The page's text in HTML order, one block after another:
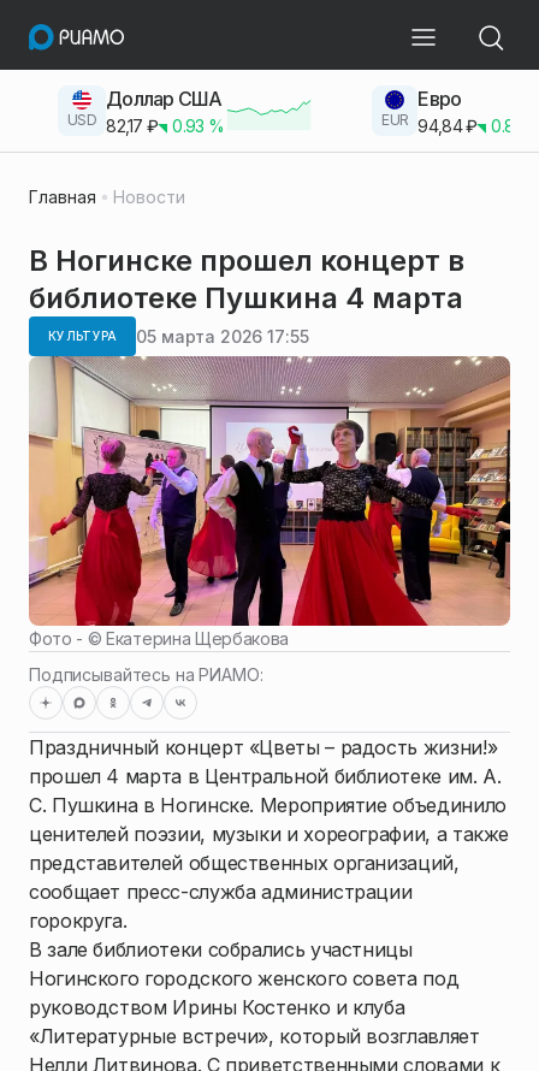
USD
Доллар США
82,17 ₽ 0.93 % EUR
Евро
94,84₽ 0.83
Главная Новости
В Ногинске прошел концерт в
библиотеке Пушкина 4 марта
КУЛЬТУРА 05 марта 2026 17:55
Фото - ©Екатерина Щербакова
Подписывайтесь на РИАМО:
Праздничный концерт «Цветы – радость жизни!»
прошел 4 марта в Центральной библиотеке им. А.
С. Пушкина в Ногинске. Мероприятие объединило
ценителей поэзии, музыки и хореографии, а также
представителей общественных организаций,
сообщает пресс-служба администрации
горокруга.
В зале библиотеки собрались участницы
Ногинского городского женского совета под
руководством Ирины Костенко и клуба
«Литературные встречи», который возглавляет
Нелли Литвинова. С приветственными словами к